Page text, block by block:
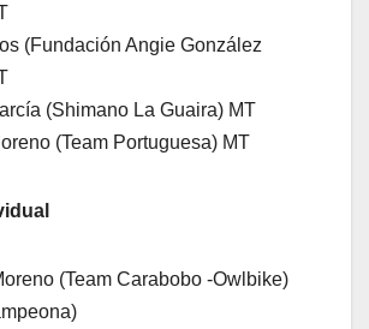
(Fundación Angie González
(Shimano La Guaira) MT
(Team Portuguesa) MT
(Team Carabobo -Owlbike)